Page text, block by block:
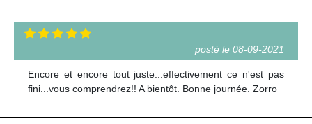
posté le 08-09-2021
Encore et encore tout juste...effectivement ce n'est pas
fini...vous comprendrez!! A bientôt. Bonne journée. Zorro